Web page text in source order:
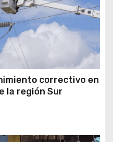
correctivo en
la región Sur